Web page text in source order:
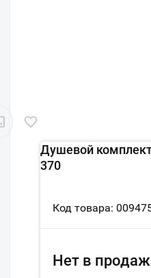
Душевой комплект
370
Код товара:
Нет в